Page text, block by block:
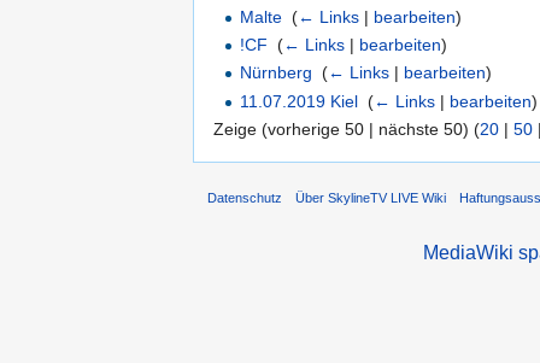
Malte ‎(← Links | bearbeiten)
!CF ‎(← Links | bearbeiten)
Nürnberg ‎(← Links | bearbeiten)
11.07.2019 Kiel ‎(← Links | bearbeiten)
Zeige (vorherige 50 | nächste 50) (20 | 50
Datenschutz Über SkylineTV LIVE Wiki
MediaWiki